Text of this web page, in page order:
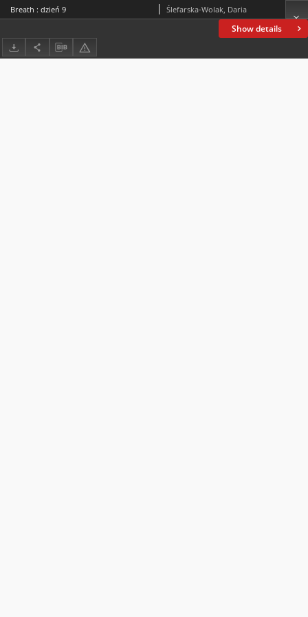
Show details
Breath : dzień 9 Ślefarska-Wolak, Daria